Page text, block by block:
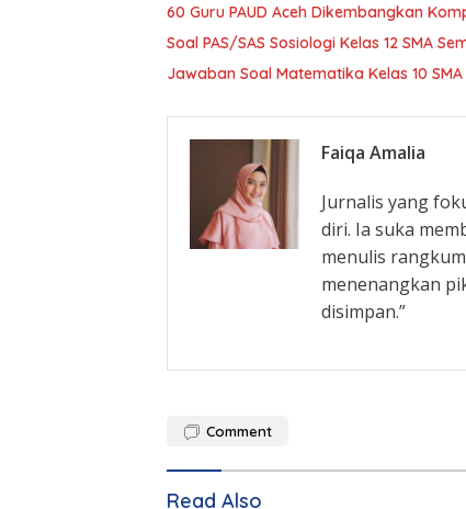
60 Guru PAUD Aceh Dikembangkan
Soal PAS/SAS Sosiologi Kelas 12 SMA
Jawaban Soal Matematika Kelas 10
Faiqa Amalia
Jurnalis yang
diri. Ia suka
menulis
menenangkan
disimpan.”
Comment
Read Also